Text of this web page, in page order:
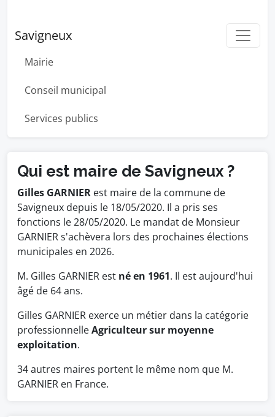
Savigneux
Mairie
Conseil municipal
Services publics
Qui est maire de Savigneux ?
Gilles GARNIER est maire de la commune de
Savigneux depuis le 18/05/2020. Il a pris ses
fonctions le 28/05/2020. Le mandat de Monsieur
GARNIER s'achèvera lors des prochaines élections
municipales en 2026.
M. Gilles GARNIER est né en 1961. Il est aujourd'hui
âgé de 64 ans.
Gilles GARNIER exerce un métier dans la catégorie
professionnelleAgriculteur sur moyenne
exploitation.
34 autres maires portent le même nom que M.
GARNIER en France.